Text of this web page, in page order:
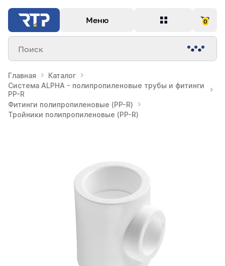
Меню 0
Поиск
Главная
Каталог
Система ALPHA - полипропиленовые трубы и фитинги
PP-R
Фитинги полипропиленовые (PP-R)
Тройники полипропиленовые (PP-R)